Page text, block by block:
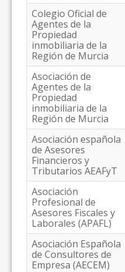
Colegio Oficial de
Agentes de la
Propiedad
inmobiliaria de la
Región de Murcia
Asociación de
Agentes de la
Propiedad
inmobiliaria de la
Región de Murcia
Asociación española
de Asesores
Financieros y
Tributarios AEAFyT
Asociación
Profesional de
Asesores Fiscales y
Laborales (APAFL)
Asociación Española
de Consultores de
Empresa (AECEM)